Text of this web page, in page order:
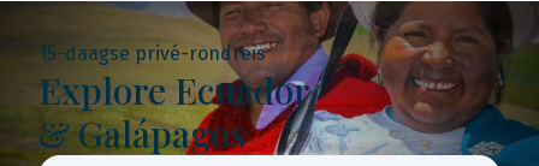
15-daagse privé-rondreis
Explore Ecuador
& Galápagos